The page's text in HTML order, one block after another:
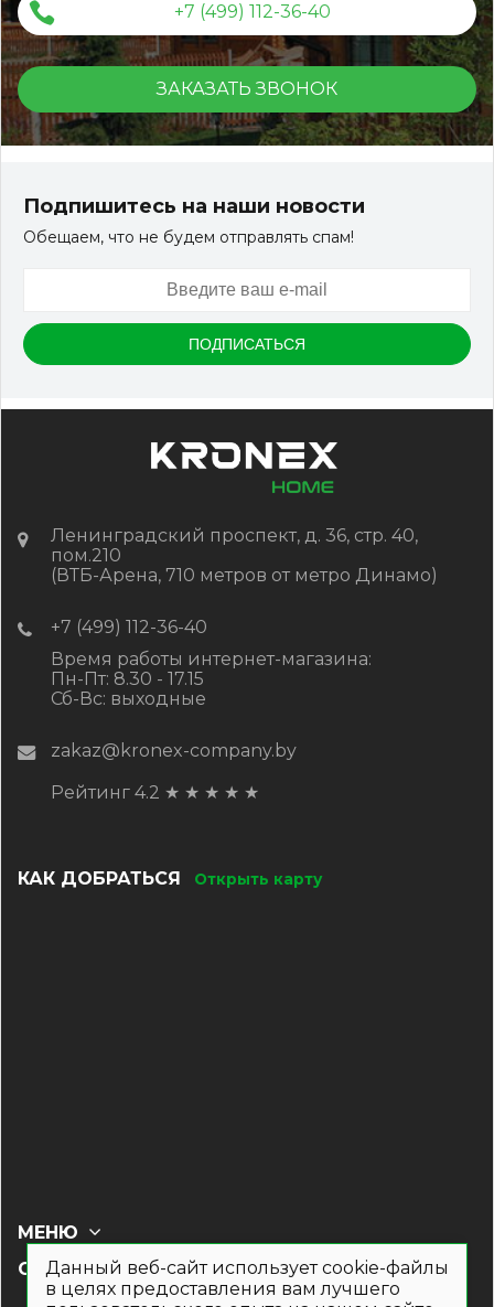
+7 (499) 112-36-40
ЗАКАЗАТЬ ЗВОНОК
Подпишитесь на наши новости
Обещаем, что не будем отправлять спам!
Ленинградский проспект, д. 36, стр. 40,
пом.210
(ВТБ-Арена, 710 метров от метро Динамо)
+7 (499) 112-36-40
Время работы интернет-магазина:
Пн-Пт: 8.30 - 17.15
Сб-Вс: выходные
zakaz@kronex-company.by
Рейтинг 4.2 ★ ★ ★ ★ ★
КАК ДОБРАТЬСЯ Открыть карту
СОЦ СЕТИ
МЕНЮ
Данный веб-сайт использует cookie-файлы
в целях предоставления вам лучшего